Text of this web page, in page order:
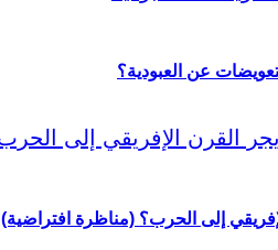
عن العبودية؟
إلى الحرب؟ (مناظرة افتراضية)